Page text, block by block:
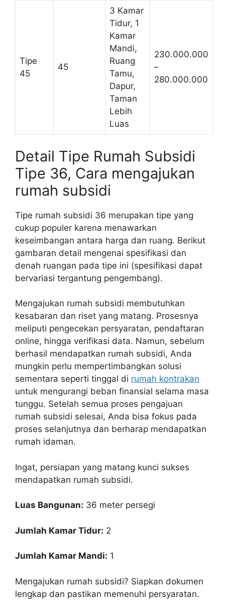
Tipe
45
45
3 Kamar
Tidur, 1
Kamar
Mandi,
Ruang
Tamu,
Dapur,
Taman
Lebih
Luas
230.000.000
–
280.000.000
Detail Tipe Rumah Subsidi
Tipe 36, Cara mengajukan
rumah subsidi
Tipe rumah subsidi 36 merupakan tipe yang
cukup populer karena menawarkan
keseimbangan antara harga dan ruang. Berikut
gambaran detail mengenai spesifikasi dan
denah ruangan pada tipe ini (spesifikasi dapat
bervariasi tergantung pengembang).
Mengajukan rumah subsidi membutuhkan
kesabaran dan riset yang matang. Prosesnya
meliputi pengecekan persyaratan, pendaftaran
online, hingga verifikasi data. Namun, sebelum
berhasil mendapatkan rumah subsidi, Anda
mungkin perlu mempertimbangkan solusi
sementara seperti tinggal di rumah kontrakan
untuk mengurangi beban finansial selama masa
tunggu. Setelah semua proses pengajuan
rumah subsidi selesai, Anda bisa fokus pada
proses selanjutnya dan berharap mendapatkan
rumah idaman.
Ingat, persiapan yang matang kunci sukses
mendapatkan rumah subsidi.
Luas Bangunan: 36 meter persegi
Jumlah Kamar Tidur: 2
Jumlah Kamar Mandi: 1
Mengajukan rumah subsidi? Siapkan dokumen
lengkap dan pastikan memenuhi persyaratan.